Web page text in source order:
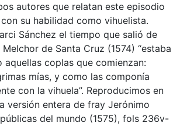
autores que relatan este episodio
su habilidad como vihuelista.
Sánchez el tiempo que salió de
Melchor de Santa Cruz (1574) “estaba
aquellas coplas que comienzan:
mías, y como las componía
con la vihuela”. Reproducimos en
versión entera de fray Jerónimo
del mundo (1575), fols 236v-